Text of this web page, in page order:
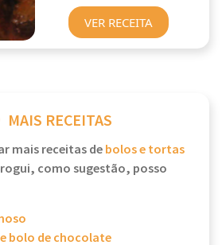
VER RECEITA
MAIS RECEITAS
mais receitas debolos e tortas
como sugestão, posso
bolo de chocolate